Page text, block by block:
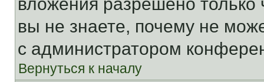
вы не знаете, почему не
с администратором
Вернуться к началу